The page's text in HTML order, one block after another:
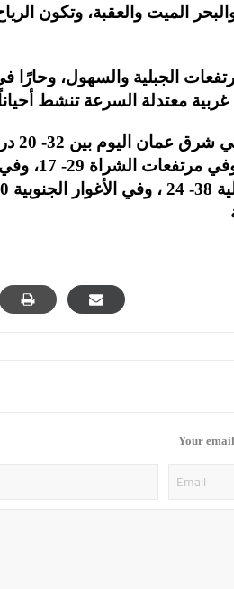
الميت والعقبة، وتكون
الجبلية والسهول، وحارًا في
Your